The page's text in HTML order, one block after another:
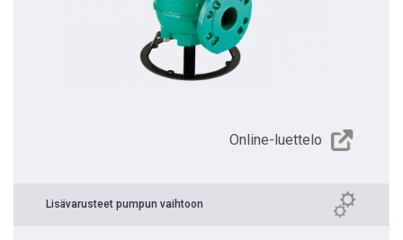
Online-luettelo
Lisävarusteet pumpun vaihtoon